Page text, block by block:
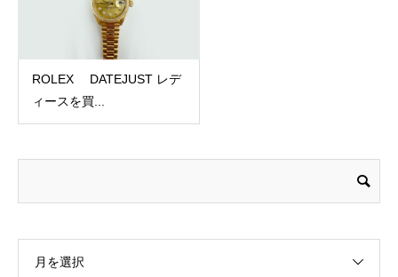
ROLEX DATEJUST レデ
ィースを買...
月を選択